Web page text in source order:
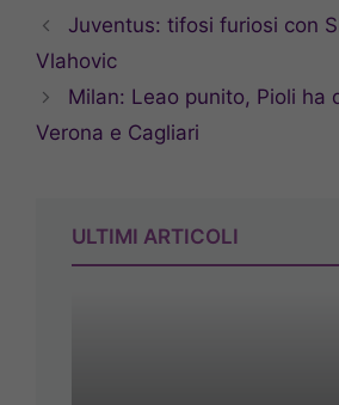
Juventus: tifosi furiosi con
Vlahovic
Milan: Leao punito, Pioli ha
Verona e Cagliari
ULTIMI ARTICOLI